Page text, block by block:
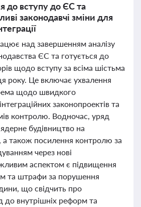
до вступу до ЄС та
законодавчі зміни для
над завершенням аналізу
ЄС та готується до
щодо вступу за всіма шістьма
року. Це включає ухвалення
щодо швидкого
законопроектів та
контролю. Водночас, уряд
будівництво на
також посилення контролю за
через нові
аспектом є підвищення
та штрафи за порушення
що свідчить про
до внутрішніх реформ та